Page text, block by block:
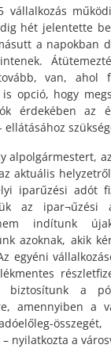
vállalkozás
hét jelentette
a napokban
van, ahol
opció, hogy
érdekében
ellátásához
alpolgármestert,
aktuális
iparűzési adót
az ipar¬űzési
indítunk
azoknak, akik
egyéni
biztosítunk a
amennyiben a
nyilatkozta a